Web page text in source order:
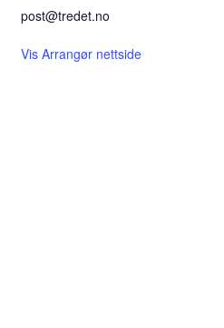
post@tredet.no
Vis Arrangør nettside